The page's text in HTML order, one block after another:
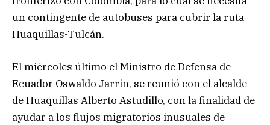
un contingente de autobuses para cubrir la ruta
Huaquillas-Tulcán.
El miércoles último el Ministro de Defensa de
Ecuador Oswaldo Jarrin, se reunió con el alcalde
de Huaquillas Alberto Astudillo, con la finalidad de
ayudar a los flujos migratorios inusuales de